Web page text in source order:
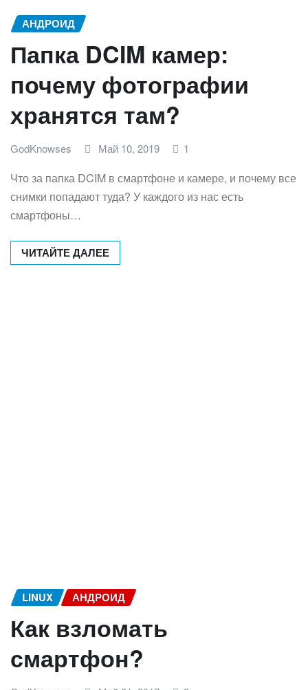
АНДРОИД
Папка DCIM камер:
почему фотографии
хранятся там?
GodKnowses Май 10, 2019 1
Что за папка DCIM в смартфоне и камере, и почему все
снимки попадают туда? У каждого из нас есть
смартфоны…
ЧИТАЙТЕ ДАЛЕЕ
LINUX АНДРОИД
Как взломать
смартфон?